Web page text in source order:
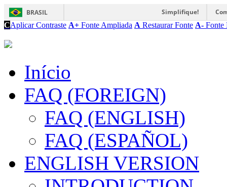
BRASIL Simplifique!
CAplicar Contraste A+ Fonte Ampliada A Restaurar Fonte A- Fonte
Início
FAQ (FOREIGN)
FAQ (ENGLISH)
FAQ (ESPAÑOL)
ENGLISH VERSION